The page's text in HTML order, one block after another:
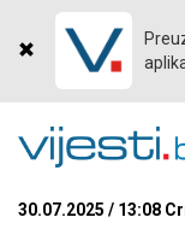
30.07.2025 / 13:08